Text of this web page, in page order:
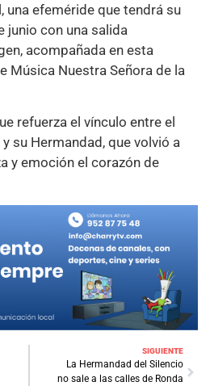
una efeméride que tendrá su
junio con una salida
acompañada en esta
Música Nuestra Señora de la
refuerza el vínculo entre el
su Hermandad, que volvió a
y emoción el corazón de
SIGUIENTE
La Hermandad del Silencio
no sale a las calles de Ronda